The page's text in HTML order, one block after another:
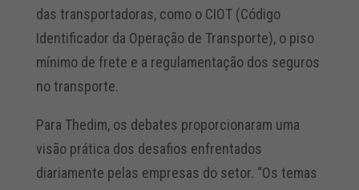
das transportadoras, como o CIOT (Código
Identificador da Operação de Transporte), o piso
mínimo de frete e a regulamentação dos seguros
no transporte.
Para Thedim, os debates proporcionaram uma
visão prática dos desafios enfrentados
diariamente pelas empresas do setor. “Os temas